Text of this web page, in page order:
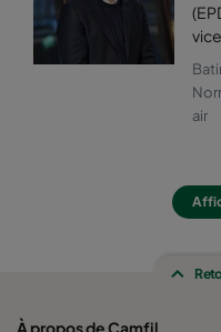
0160 592x592x640-
0160 592x490x640-12
0160 592x287x640-12
0160 287x592x640-6
air
À propos de Camfil